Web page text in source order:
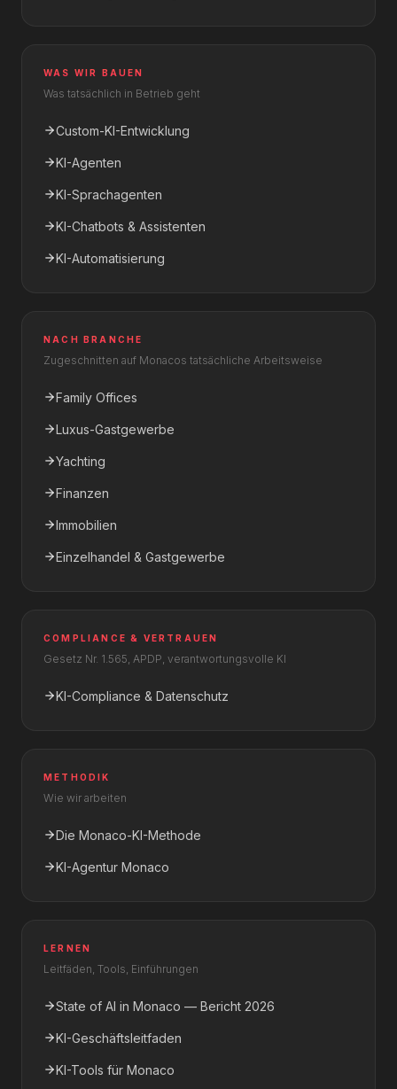
WAS WIR BAUEN
Was tatsächlich in Betrieb geht
Custom-KI-Entwicklung
KI-Agenten
KI-Sprachagenten
KI-Chatbots & Assistenten
KI-Automatisierung
NACH BRANCHE
Zugeschnitten auf Monacos tatsächliche Arbeitsweise
Family Offices
Luxus-Gastgewerbe
Yachting
Finanzen
Immobilien
Einzelhandel & Gastgewerbe
COMPLIANCE & VERTRAUEN
Gesetz Nr. 1.565, APDP, verantwortungsvolle KI
KI-Compliance & Datenschutz
METHODIK
Wie wir arbeiten
Die Monaco-KI-Methode
KI-Agentur Monaco
LERNEN
Leitfäden, Tools, Einführungen
State of AI in Monaco — Bericht 2026
KI-Geschäftsleitfaden
KI-Tools für Monaco